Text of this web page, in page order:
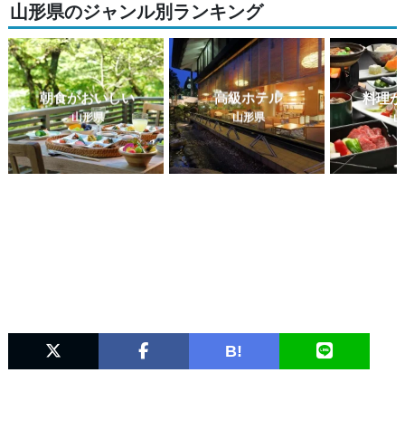
山形県のジャンル別ランキング
朝食がおいしい
山形県
高級ホテル
山形県
料理
B!